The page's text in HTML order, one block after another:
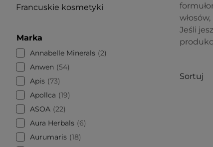
Francuskie kosmetyki
Marka
Annabelle Minerals 2
Anwen
54
Apis 73
Apollca
19
ASOA 22
Aura Herbals
6
Aurumaris 18
Jeśli
Sortuj